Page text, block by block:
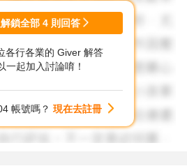
光在社群平台上，儘快聯繫相應的
要求刪除相關信息。大多數社交媒
制，您可以通過這種方式來保護自
鎖全部 4 則回答
各行各業的 Giver 解答
一起加入討論唷！
帳號嗎？ 現在去註冊